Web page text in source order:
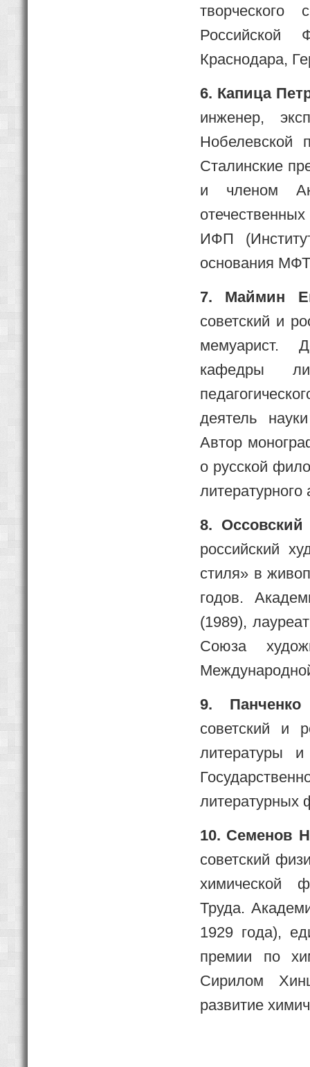
Российской
Краснодара,
6. Капица
инженер,
Нобелевской
Сталинские
и членом
ИФП
основания
7. Маймин
советский и
мемуарист.
кафедры
деятель
Автор
о русской
литературного
8. Оссовский
российский
стиля» в
годов.
(1989),
Союза
9. Панченко
советский и
литературы
литературных
10. Семенов
советский
химической
Труда.
1929 года),
премии по
Сирилом
развитие